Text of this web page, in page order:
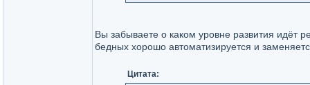
Вы забываете о каком уровне развития идёт
бедных хорошо автоматизируется и
Цитата: